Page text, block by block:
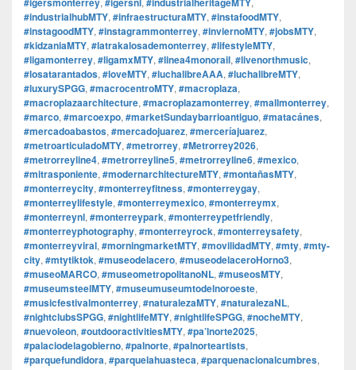
#industrialhubMTY, #infraestructuraMTY, #instafoodMTY,
#instagoodMTY, #instagrammonterrey, #inviernoMTY, #jobsMTY,
#kidzaniaMTY, #latrakalosademonterrey, #lifestyleMTY,
#ligamonterrey, #ligamxMTY, #linea4monorail, #livenorthmusic,
#losatarantados, #loveMTY, #luchalibreAAA, #luchalibreMTY,
#luxurySPGG, #macrocentroMTY, #macroplaza,
#macroplazaarchitecture, #macroplazamonterrey, #mallmonterrey,
#marco, #marcoexpo, #marketSundaybarrioantiguo, #matacánes,
#mercadoabastos, #mercadojuarez, #merceríajuarez,
#metroarticuladoMTY, #metrorrey, #Metrorrey2026,
#metrorreyline4, #metrorreyline5, #metrorreyline6, #mexico,
#mitrasponiente, #modernarchitectureMTY, #montañasMTY,
#monterreycity, #monterreyfitness, #monterreygay,
#monterreylifestyle, #monterreymexico, #monterreymx,
#monterreynl, #monterreypark, #monterreypetfriendly,
#monterreyphotography, #monterreyrock, #monterreysafety,
#monterreyviral, #morningmarketMTY, #movilidadMTY, #mty, #mty-
city, #mtytiktok, #museodelacero, #museodelaceroHorno3,
#museoMARCO, #museometropolitanoNL, #museosMTY,
#museumsteelMTY, #museumuseumtodelnoroeste,
#musicfestivalmonterrey, #naturalezaMTY, #naturalezaNL,
#nightclubsSPGG, #nightlifeMTY, #nightlifeSPGG, #nocheMTY,
#nuevoleon, #outdooractivitiesMTY, #pa’lnorte2025,
#palaciodelagobierno, #palnorte, #palnorteartists,
#parquefundidora, #parquelahuasteca, #parquenacionalcumbres,